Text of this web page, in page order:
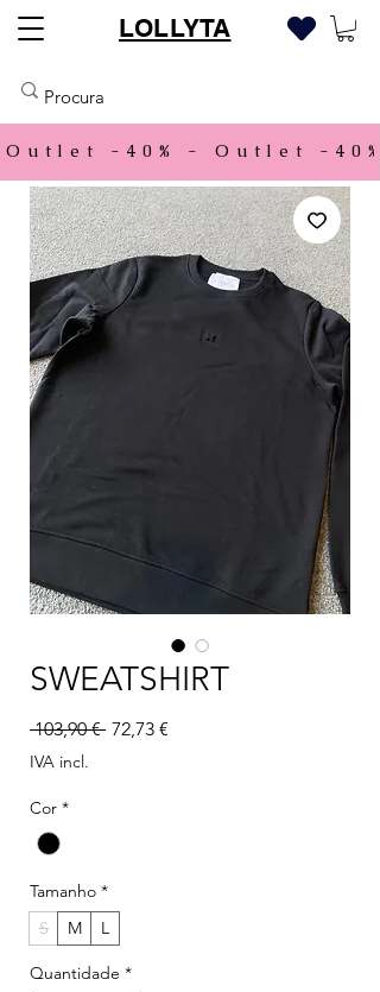
LOLLYTA
Outlet -40% -
SWEATSHIRT
103,90 € Preço normal
72,73 €
IVA incl.
Cor *
Tamanho *
S
M L
Quantidade *